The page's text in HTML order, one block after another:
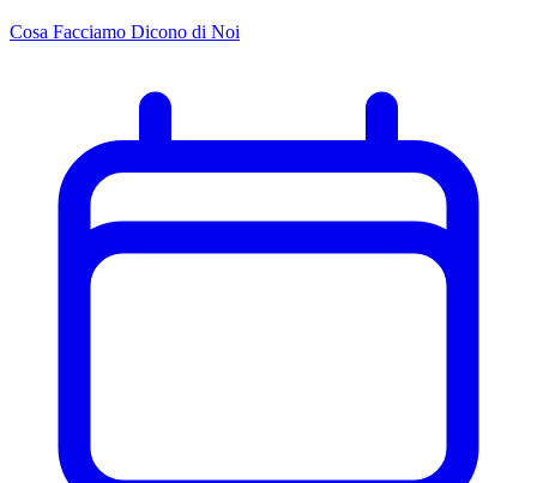
Cosa Facciamo Dicono di Noi